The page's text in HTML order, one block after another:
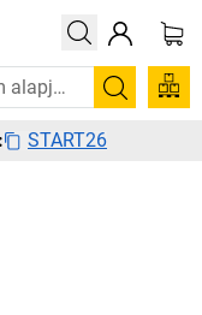
3–4
Keresés
START26